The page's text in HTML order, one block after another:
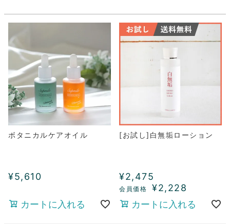
ボタニカルケアオイル
¥5,610
カートに入れる
[お試し]白無垢ローション
¥2,475
¥2,228
カートに入れる